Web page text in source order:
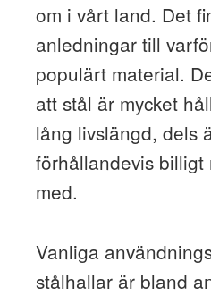
om i vårt land. Det
anledningar till
populärt material.
att stål är mycket
lång livslängd, dels
förhållandevis
med.
Vanliga
stålhallar är bland